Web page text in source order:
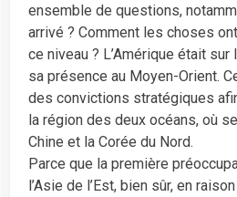
ensemble de questions,
arrivé ? Comment les choses
ce niveau ? L’Amérique était
sa présence au Moyen-Orient.
des convictions stratégiques
la région des deux océans, où
Chine et la Corée du Nord.
Parce que la première
l’Asie de l’Est, bien sûr, en